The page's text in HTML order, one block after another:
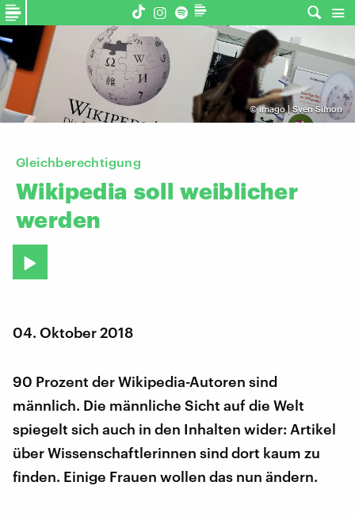
©imago | Sven Simon
Gleichberechtigung
Wikipedia soll weiblicher
werden
04. Oktober 2018
90 Prozent der Wikipedia-Autoren sind
männlich. Die männliche Sicht auf die Welt
spiegelt sich auch in den Inhalten wider: Artikel
über Wissenschaftlerinnen sind dort kaum zu
finden. Einige Frauen wollen das nun ändern.